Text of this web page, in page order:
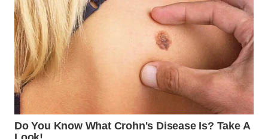
WN
KARO
WN
SIMALUNGUN
LABUHANBATU